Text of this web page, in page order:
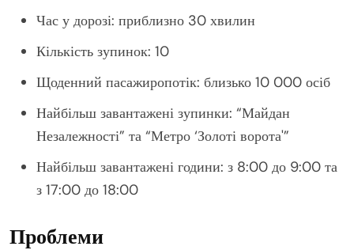
Час у дорозі: приблизно 30 хвилин
Кількість зупинок: 10
Щоденний пасажиропотік: близько 10 000 осіб
Найбільш завантажені зупинки: “Майдан
Незалежності” та “Метро ‘Золоті ворота'”
Найбільш завантажені години: з 8:00 до 9:00 та
з 17:00 до 18:00
Проблеми